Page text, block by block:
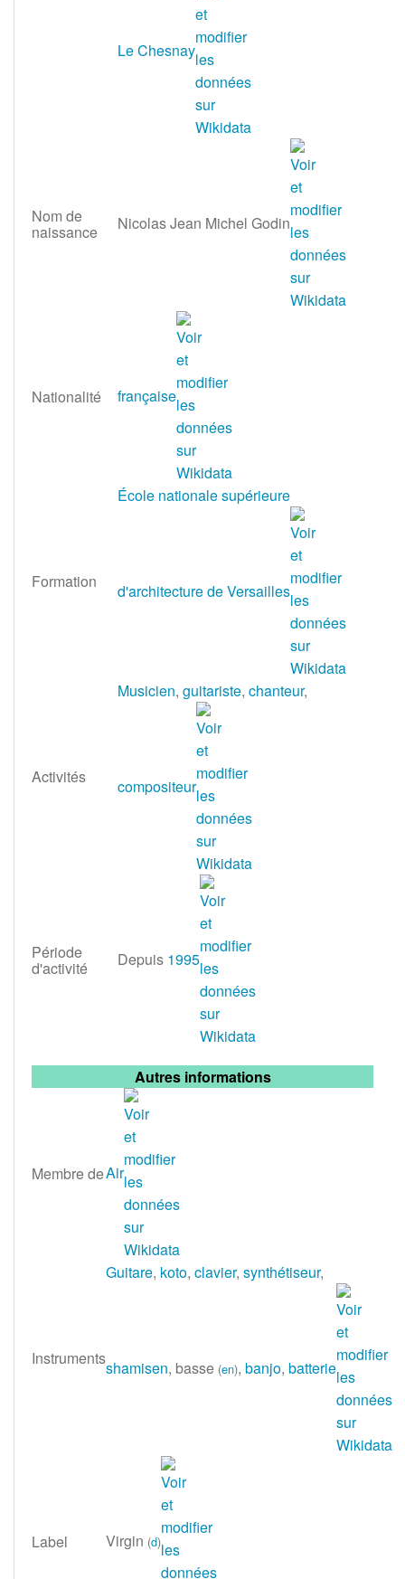
Le Chesnay
Nom de
naissance Nicolas Jean Michel Godin
Nationalité française
Formation
École nationale supérieure
d'architecture de Versailles
Activités
Musicien, guitariste, chanteur,
compositeur
Période
d'activité Depuis 1995
Autres informations
Membre deAir
Instruments
Guitare, koto, clavier, synthétiseur,
shamisen, basse (en), banjo, batterie
Label Virgin (d)